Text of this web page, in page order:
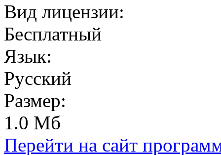
Вид лицензии:
Бесплатный
Язык:
Русский
Размер:
1.0 Мб
Перейти на сайт